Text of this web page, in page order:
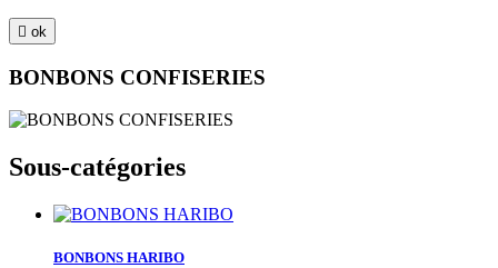
 ok
BONBONS CONFISERIES
Sous-catégories
BONBONS HARIBO